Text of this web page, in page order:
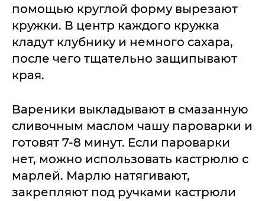
помощью круглой форму вырезают
кружки. В центр каждого кружка
кладут клубнику и немного сахара,
после чего тщательно защипывают
края.
Вареники выкладывают в смазанную
сливочным маслом чашу пароварки и
готовят 7-8 минут. Если пароварки
нет, можно использовать кастрюлю с
марлей. Марлю натягивают,
закрепляют под ручками кастрюли